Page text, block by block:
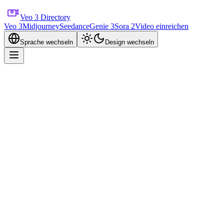
Veo 3 Directory
Veo 3MidjourneySeedanceGenie 3Sora 2Video einreichen
Sprache wechseln Design wechseln